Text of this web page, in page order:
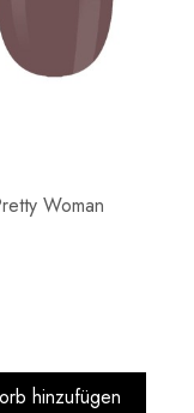
Woman
hinzufügen